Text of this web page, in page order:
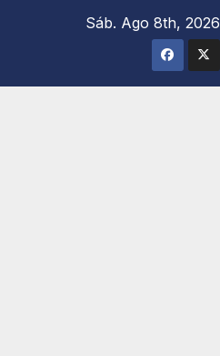
Sáb. Ago 8th, 2026